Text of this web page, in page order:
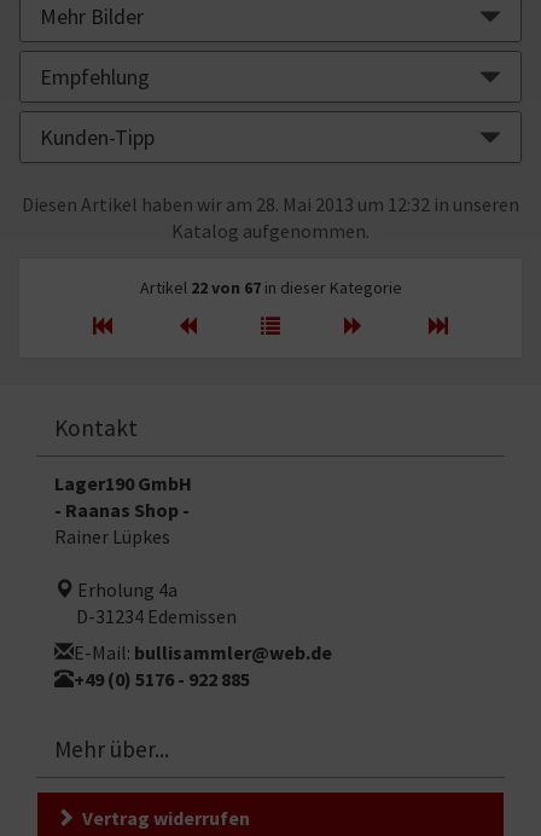
Mehr Bilder
Empfehlung
Kunden-Tipp
Diesen Artikel haben wir am 28. Mai 2013 um 12:32 in unseren
Katalog aufgenommen.
Artikel 22 von 67in dieser Kategorie
Kontakt
Lager190 GmbH
- Raanas Shop -
Rainer Lüpkes
Erholung 4a
D-31234 Edemissen
E-Mail: bullisammler@web.de
+49 (0) 5176 - 922 885
Mehr über...
Vertrag widerrufen